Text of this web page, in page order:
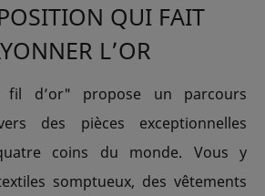
QUI FAIT
L’OR
fil d’or" propose un parcours
des pièces exceptionnelles
coins du monde. Vous y
somptueux, des vêtements